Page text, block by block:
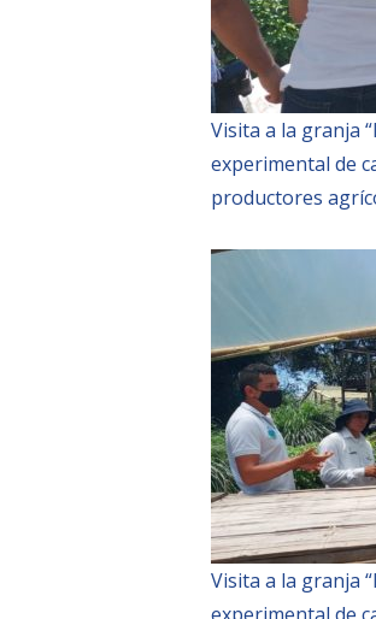
Visita a la granja
experimental de
productores
Visita a la granja